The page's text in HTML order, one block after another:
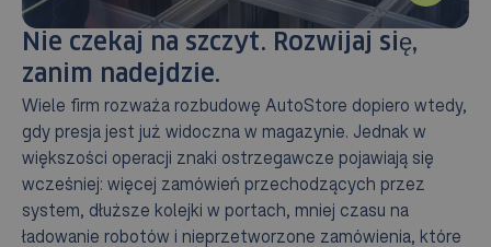
Nie czekaj na szczyt. Rozwijaj się,
zanim nadejdzie.
Wiele firm rozważa rozbudowę AutoStore dopiero wtedy,
gdy presja jest już widoczna w magazynie. Jednak w
większości operacji znaki ostrzegawcze pojawiają się
wcześniej: więcej zamówień przechodzących przez
system, dłuższe kolejki w portach, mniej czasu na
ładowanie robotów i nieprzetworzone zamówienia, które